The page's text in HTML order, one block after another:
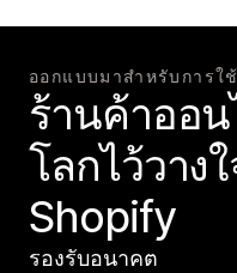
ออกแบบมาสำหรับการใ
ร้านค้าออ
โลกไว้วาง
Shopify
รองรับอนาคต